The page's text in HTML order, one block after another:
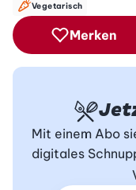
Vegetarisch
Merken
Mit einem Abo
digitales